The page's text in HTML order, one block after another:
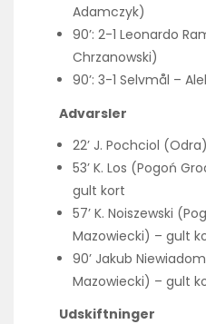
Adamczyk)
90’: 2-1 Leonardo
Chrzanowski)
90’: 3-1 Selvmål –
Advarsler
22’ J. Pochciol
53’ K. Los (Pogoń
gult kort
57’ K. Noiszewski
Mazowiecki) – gult
90’ Jakub
Mazowiecki) – gult
Udskiftninger